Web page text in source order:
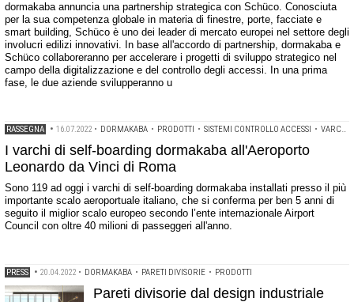
dormakaba annuncia una partnership strategica con Schüco. Conosciuta
per la sua competenza globale in materia di finestre, porte, facciate e
smart building, Schüco è uno dei leader di mercato europei nel settore degli
involucri edilizi innovativi. In base all'accordo di partnership, dormakaba e
Schüco collaboreranno per accelerare i progetti di sviluppo strategico nel
campo della digitalizzazione e del controllo degli accessi. In una prima
fase, le due aziende svilupperanno u
RASSEGNA • 16.07.2022 • DORMAKABA • PRODOTTI • SISTEMI CONTROLLO ACCESSI • VARCHI AUTOMATICI
I varchi di self-boarding dormakaba all'Aeroporto
Leonardo da Vinci di Roma
Sono 119 ad oggi i varchi di self-boarding dormakaba installati presso il più
importante scalo aeroportuale italiano, che si conferma per ben 5 anni di
seguito il miglior scalo europeo secondo l’ente internazionale Airport
Council con oltre 40 milioni di passeggeri all'anno.
PRESS • 20.04.2022 • DORMAKABA • PARETI DIVISORIE • PRODOTTI
Pareti divisorie dal design industriale